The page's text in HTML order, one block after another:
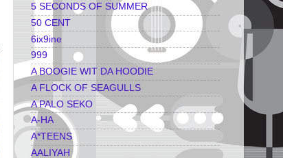
5 SECONDS OF SUMMER
50 CENT
6ix9ine
999
A BOOGIE WIT DA HOODIE
A FLOCK OF SEAGULLS
A PALO SEKO
A-HA
A*TEENS
AALIYAH